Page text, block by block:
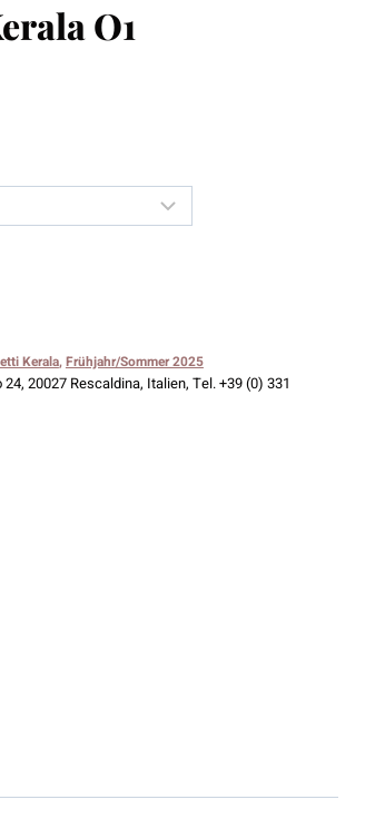
O1
Kerala,Frühjahr/Sommer 2025
20027 Rescaldina, Italien, Tel. +39 (0) 331